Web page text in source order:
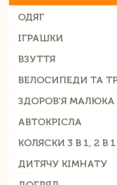
ОДЯГ
ІГРАШКИ
ВЗУТТЯ
ВЕЛОСИПЕДИ ТА
ЗДОРОВ'Я МАЛЮКА
АВТОКРІСЛА
КОЛЯСКИ 3 В 1, 2 В 1
ДИТЯЧУ КІМНАТУ